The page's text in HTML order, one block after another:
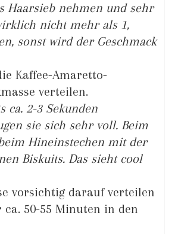
Haarsieb nehmen und sehr
nicht mehr als 1,
sonst wird der Geschmack
Kaffee-Amaretto-
verteilen.
ca. 2-3 Sekunden
sie sich sehr voll. Beim
Hineinstechen mit der
Biskuits. Das sieht cool
vorsichtig darauf verteilen
50-55 Minuten in den